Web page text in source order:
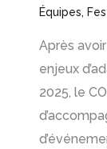
Équipes,
Après
enjeux
2025, le